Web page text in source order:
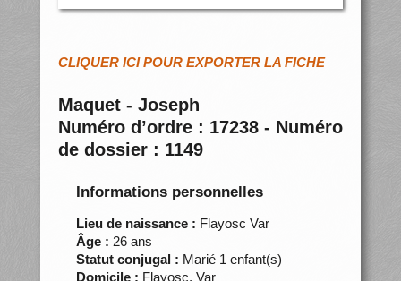
CLIQUER ICI POUR EXPORTER LA FICHE
Maquet - Joseph
Numéro d’ordre : 17238 - Numéro
de dossier : 1149
Informations personnelles
Lieu de naissance : Flayosc Var
Âge : 26 ans
Statut conjugal : Marié 1 enfant(s)
Domicile : Flayosc, Var